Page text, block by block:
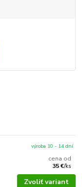
cena od
35 €/ks
výroba 10 - 14 dní
Zvoliť variant